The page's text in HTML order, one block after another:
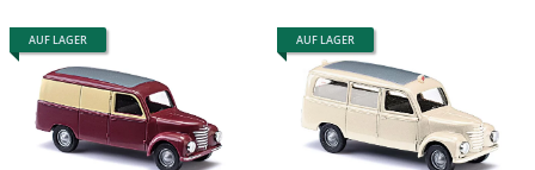
AUF LAGER AUF LAGER